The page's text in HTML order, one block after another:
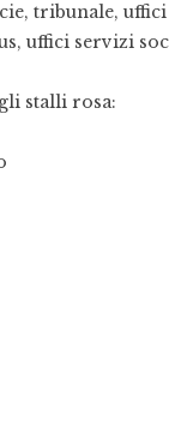
tribunale,
uffici servizi
stalli rosa: